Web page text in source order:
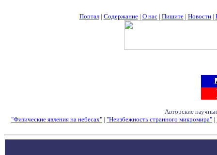
Портал| Содержание| О нас| Пишите| Новости|
Авторские
"Физические явления на небесах" | "Неизбежность странного микромира" |